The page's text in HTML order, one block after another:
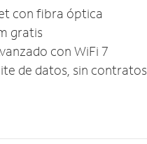
con fibra óptica
gratis
con WiFi 7
de datos, sin contratos